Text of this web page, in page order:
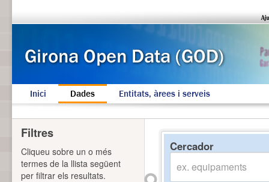
Inici Dades Entitats, àrees i serveis
Cercador
Filtres
Cliqueu sobre un o més
termes de la llista següent
per filtrar els resultats.